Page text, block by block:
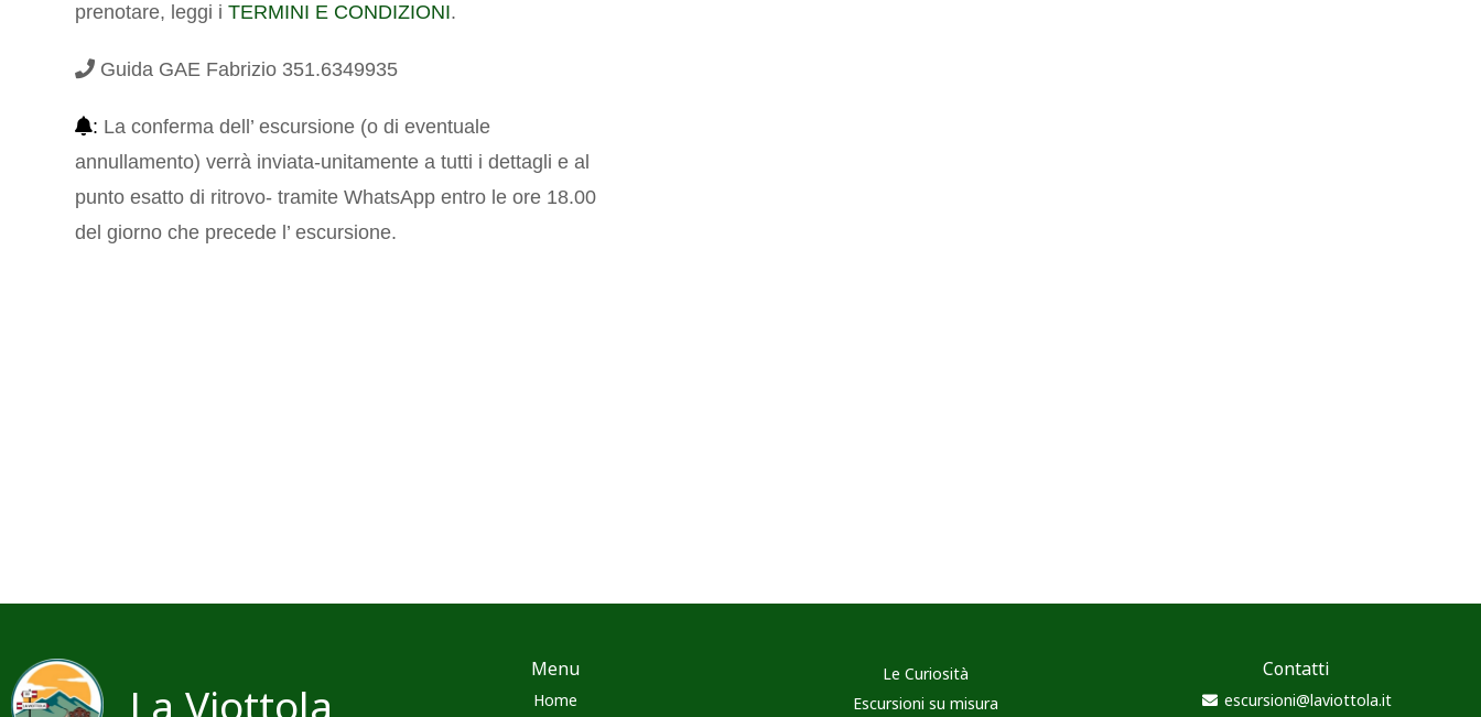
prenotare, leggi iTERMINI E CONDIZIONI.
Guida GAE Fabrizio 351.6349935
: La conferma dell’ escursione (o di eventuale
annullamento) verrà inviata-unitamente a tutti i dettagli e al
punto esatto di ritrovo- tramite WhatsApp entro le ore 18.00
del giorno che precede l’ escursione.
La Viottola
Menu
Home
Le Curiosità
Escursioni su misura
Contatti
escursioni@laviottola.it